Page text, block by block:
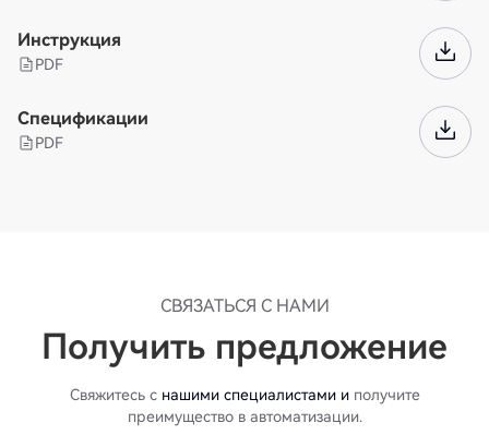
Инструкция
PDF
Спецификации
PDF
СВЯЗАТЬСЯ С НАМИ
Получить предложение
Свяжитесь с нашими специалистами иполучите
преимущество в автоматизации.